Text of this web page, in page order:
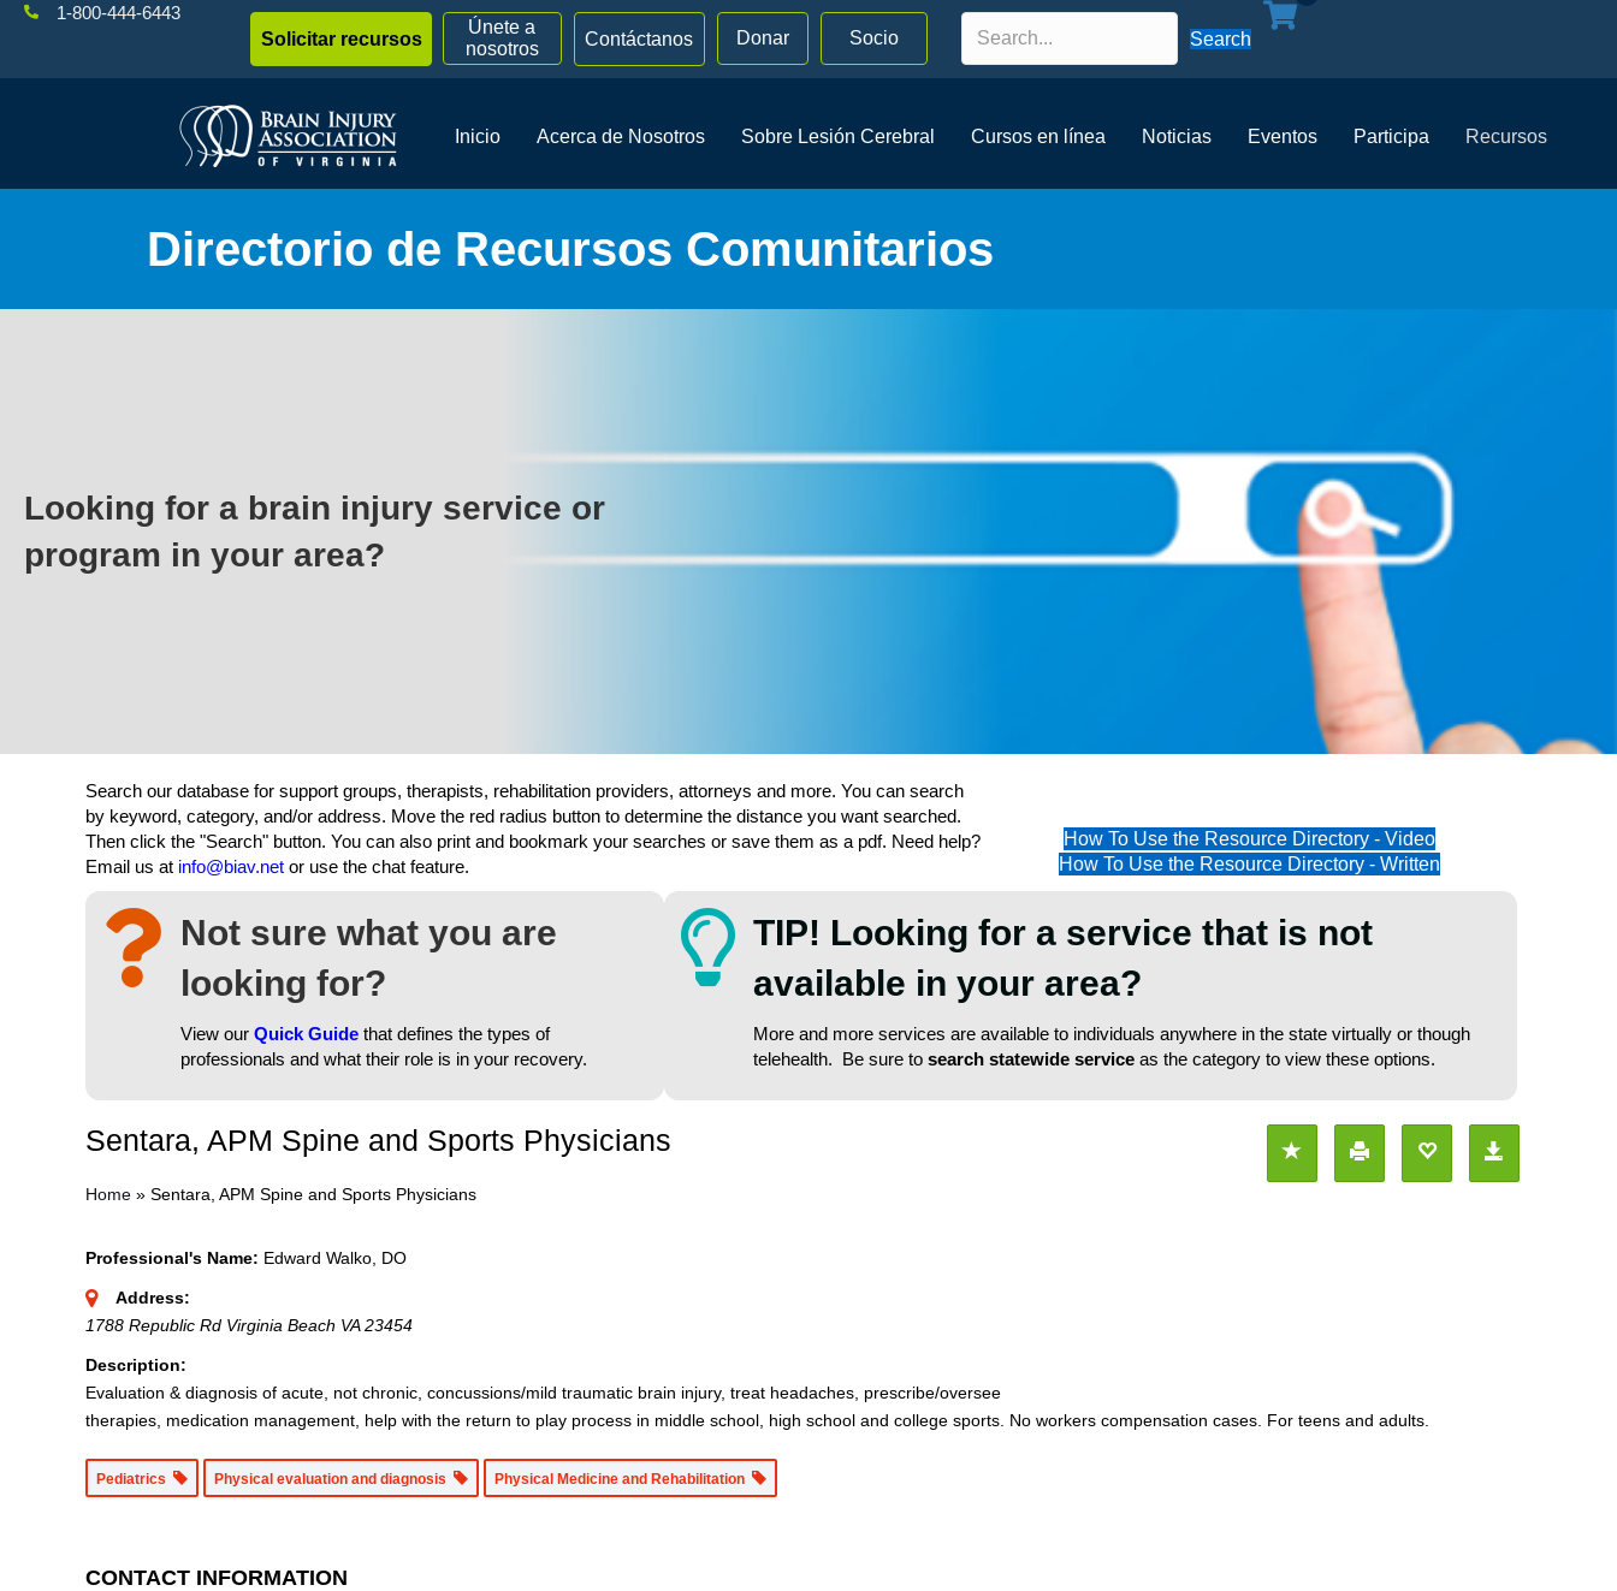
1-800-444-6443
Solicitar recursos
Únete a
nosotros
Contáctanos Donar Socio Search
Inicio Acerca de Nosotros Sobre Lesión Cerebral Cursos en línea Noticias Eventos Participa Recursos
Directorio de Recursos Comunitarios
Looking for a brain injury service or
program in your area?
Search our database for support groups, therapists, rehabilitation providers, attorneys and more. You can search
by keyword, category, and/or address. Move the red radius button to determine the distance you want searched.
Then click the "Search" button. You can also print and bookmark your searches or save them as a pdf. Need help?
Email us at info@biav.net or use the chat feature.
How To Use the Resource Directory - Video
How To Use the Resource Directory - Written
Not sure what you are
looking for?
View our Quick Guide that defines the types of
professionals and what their role is in your recovery.
TIP! Looking for a service that is not
available in your area?
More and more services are available to individuals anywhere in the state virtually or though
telehealth. Be sure to search statewide serviceas the category to view these options.
Sentara, APM Spine and Sports Physicians
Home » Sentara, APM Spine and Sports Physicians
Professional's Name: Edward Walko, DO
Address:
1788 Republic Rd Virginia Beach VA 23454
Description:
Evaluation & diagnosis of acute, not chronic, concussions/mild traumatic brain injury, treat headaches, prescribe/oversee
therapies, medication management, help with the return to play process in middle school, high school and college sports. No workers compensation cases. For teens and adults.
Pediatrics Physical evaluation and diagnosis Physical Medicine and Rehabilitation
CONTACT INFORMATION